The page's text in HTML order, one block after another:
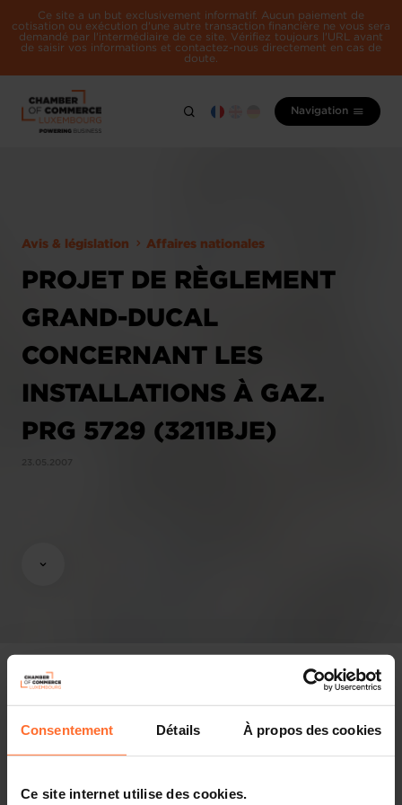
Consentement Détails À propos des cookies
Ce site internet utilise des cookies.
Ce site a un but exclusivement informatif. Aucun paiement de
cotisation ou exécution d'une autre transaction financière ne vous sera
demandé par l'intermédiaire de ce site. Vérifiez toujours l'URL avant
de saisir vos informations et contactez-nous directement en cas de
doute.
Navigation
Avis & législation Affaires nationales
PROJET DE RÈGLEMENT
GRAND-DUCAL
CONCERNANT LES
INSTALLATIONS À GAZ.
PRG 5729 (3211BJE)
Avis & législation